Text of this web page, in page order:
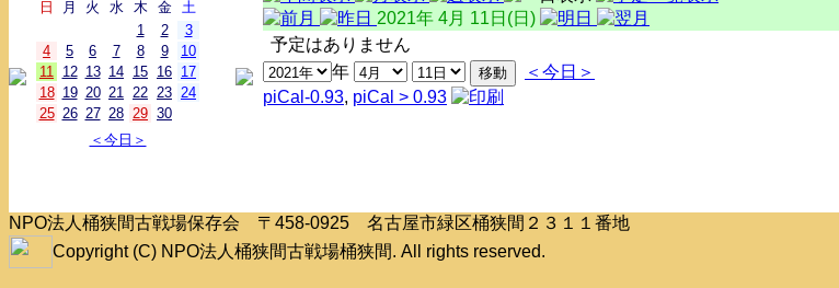
日 月 火 水 木 金
土
1
2
3
4
5 6 7 8 9
10
11 12 13 14 15 16 17
18 19 20 21 22 23 24
25 26 27 28 29 30
＜今日＞
2021年 4月 11日(日)
予定はありません
年
＜今日＞
piCal-0.93, piCal > 0.93
NPO法人桶狭間古戦場保存会 〒458-0925 名古屋市緑区桶狭間２３１１番地
Copyright (C) NPO法人桶狭間古戦場桶狭間. All rights reserved.